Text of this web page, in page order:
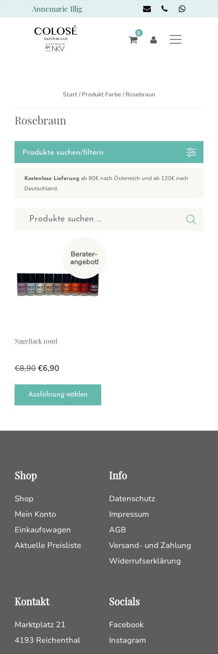
Annemarie Illig
0
Start/ Produkt Farbe / Rosebraun
Rosebraun
Produkte suchen/filtern
Kostenlose Lieferung ab 80€ nach Österreich und ab 120€ nach
Deutschland.
Suchen nach:
Berater-
angebot!
Nagellack 10ml
€8,90€6,90
Ausführung wählen
Shop
Shop
Mein Konto
Einkaufswagen
Aktuelle Preisliste
Info
Datenschutz
Impressum
AGB
Versand- und Zahlung
Widerrufserklärung
Kontakt
Marktplatz 21
4193 Reichenthal
Socials
Facebook
Instagram